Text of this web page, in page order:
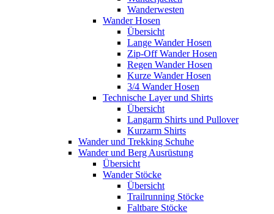
verwenden.
Wanderwesten
Wander Hosen
Übersicht
Lange Wander Hosen
Zip-Off Wander Hosen
Regen Wander Hosen
Kurze Wander Hosen
3/4 Wander Hosen
Technische Layer und Shirts
Übersicht
Langarm Shirts und Pullover
Kurzarm Shirts
Wander und Trekking Schuhe
Wander und Berg Ausrüstung
Übersicht
Wander Stöcke
Übersicht
Trailrunning Stöcke
Faltbare Stöcke